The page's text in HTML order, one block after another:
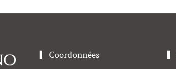
Coordonnées